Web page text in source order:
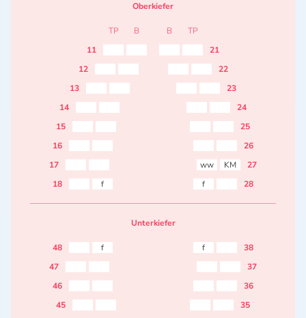
Oberkiefer
TP B B
TP
11
21
12
22
13
23
14
24
15
25
16
26
17
ww KM
27
18
f f 28
Unterkiefer
48 f f
38
47
37
46
36
45
35